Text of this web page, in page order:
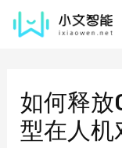
如何释
型在人机